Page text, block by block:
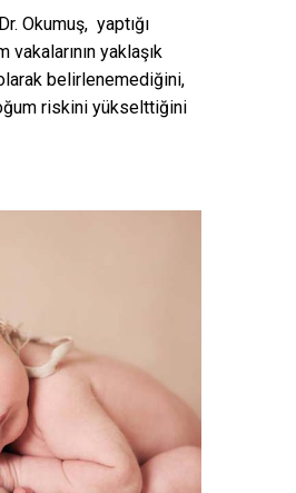
Okumuş, yaptığı
vakalarının yaklaşık
belirlenemediğini,
riskini yükselttiğini